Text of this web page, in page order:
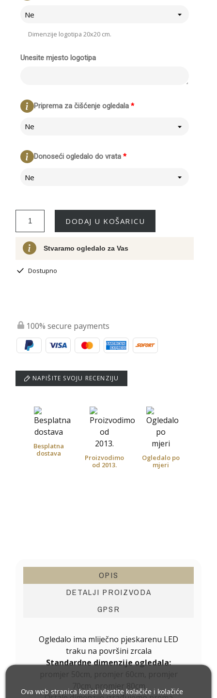
Ne
Dimenzije logotipa 20x20 cm.
Unesite mjesto logotipa
*
Priprema za čišćenje ogledala
Ne
*
Donoseći ogledalo do vrata
Ne
DODAJ U KOŠARICU
Stvaramo ogledalo za Vas
Dostupno
100% secure payments
NAPIŠITE SVOJU RECENZIJU
Besplatna
dostava
Proizvodimo
od 2013.
Ogledalo po
mjeri
OPIS
DETALJI PROIZVODA
GPSR
Ogledalo ima mliječno pjeskarenu LED
traku na površini zrcala
Standardne dimenzije ogledala:
70cm, promjer 80cm
Ova web stranica koristi vlastite kolačiće i kolačiće